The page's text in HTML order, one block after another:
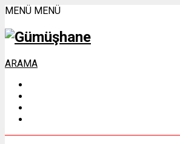
MENÜ MENÜ
ARAMA